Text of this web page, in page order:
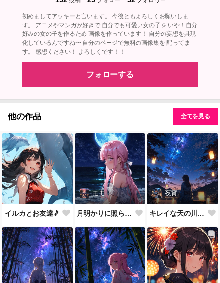
初めましてアッキーと言います。 今後ともよろしくお願いしま
す。 アニメやマンガが好きで 自分でも可愛い女の子を いや！自分
好みの女の子を作るため 画像を作っています！ 自分の妄想を具現
化しているんですね〜 自分のページで無料の画像集を 配ってま
す。 感想ください！ よろしくです！！
フォローする
他の作品 全てを見る
イルカとお友達🎵
モモ
月明かりに照らされて🎵
夜宵
キレイな天の川が一面に…